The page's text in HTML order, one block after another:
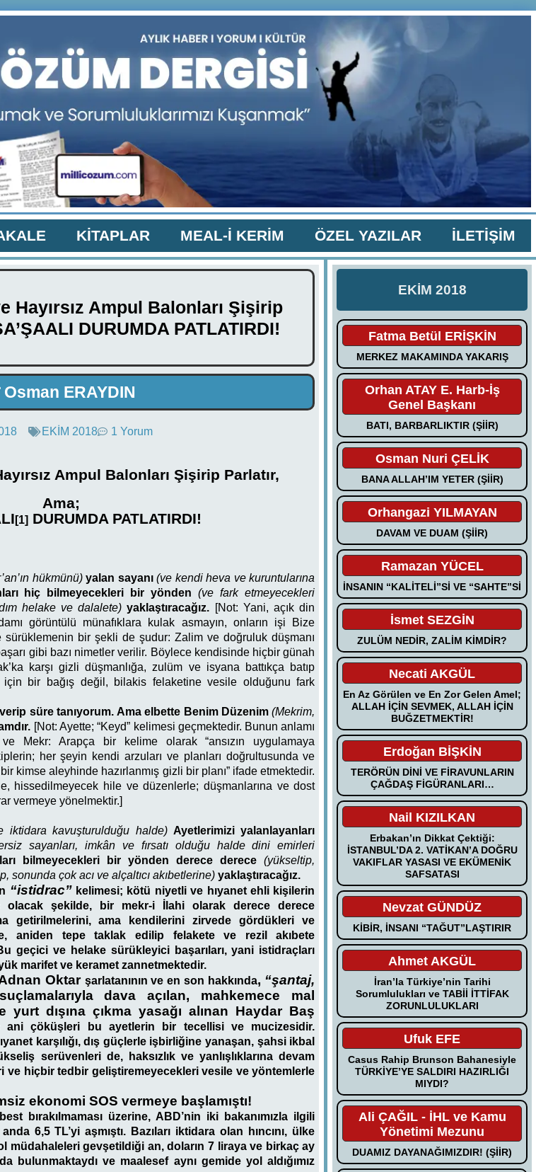
KİTAPLAR MEAL-İ KERİM ÖZEL YAZILAR İLETİŞİM
Hayırsız Ampul Balonları Şişirip
DURUMDA PATLATIRDI!
Osman ERAYDIN
EKİM 2018 1 Yorum
Ampul Balonları Şişirip Parlatır,
Ama;
[1]DURUMDA PATLATIRDI!
hükmünü)yalan sayanı(ve kendi heva ve kuruntularına
hiç bilmeyecekleri bir yönden(ve fark etmeyecekleri
helake ve dalalete) yaklaştıracağız. [Not: Yani, açık din
görüntülü münafıklara kulak asmayın, onların işi Bize
sürüklemenin bir şekli de şudur: Zalim ve doğruluk düşmanı
gibi bazı nimetler verilir. Böylece kendisinde hiçbir günah
karşı gizli düşmanlığa, zulüm ve isyana battıkça batıp
bir bağış değil, bilakis felaketine vesile olduğunu fark
süre tanıyorum. Ama elbette Benim Düzenim(Mekrim,
[Not: Ayette; “Keyd” kelimesi geçmektedir. Bunun anlamı
Mekr: Arapça bir kelime olarak “ansızın uygulamaya
her şeyin kendi arzuları ve planları doğrultusunda ve
kimse aleyhinde hazırlanmış gizli bir planı” ifade etmektedir.
hissedilmeyecek hile ve düzenlerle; düşmanlarına ve dost
vermeye yönelmektir.]
kavuşturulduğu halde)Ayetlerimizi yalanlayanları
sayanları, imkân ve fırsatı olduğu halde dini emirleri
bilmeyecekleri bir yönden derece derece(yükseltip,
sonunda çok acı ve alçaltıcı akıbetlerine)yaklaştıracağız.
“istidrac”kelimesi; kötü niyetli ve hıyanet ehli kişilerin
olacak şekilde, bir mekr-i İlahi olarak derece derece
getirilmelerini, ama kendilerini zirvede gördükleri ve
aniden tepe taklak edilip felakete ve rezil akıbete
geçici ve helake sürükleyici başarıları, yani istidraçları
marifet ve keramet zannetmektedir.
Oktar şarlatanının ve en son hakkında, “şantaj,
dava açılan, mahkemece mal
dışına çıkma yasağı alınan Haydar Baş
ani çöküşleri bu ayetlerin bir tecellisi ve mucizesidir.
karşılığı, dış güçlerle işbirliğine yanaşan, şahsi ikbal
serüvenleri de, haksızlık ve yanlışlıklarına devam
ve hiçbir tedbir geliştiremeyecekleri vesile ve yöntemlerle
ekonomi SOS vermeye başlamıştı!
bırakılmaması üzerine, ABD’nin iki bakanımızla ilgili
6,5 TL’yi aşmıştı. Bazıları iktidara olan hıncını, ülke
müdahaleleri gevşetildiği an, doların 7 liraya ve birkaç ay
bulunmaktaydı ve maalesef aynı gemide yol aldığımız
EKİM 2018
Fatma Betül ERİŞKİN
MERKEZ MAKAMINDA YAKARIŞ
Orhan ATAY E. Harb-İş
Genel Başkanı
BATI, BARBARLIKTIR (ŞİİR)
Osman Nuri ÇELİK
BANA ALLAH’IM YETER (ŞİİR)
Orhangazi YILMAYAN
DAVAM VE DUAM (ŞİİR)
Ramazan YÜCEL
İNSANIN “KALİTELİ”Sİ VE “SAHTE”Sİ
İsmet SEZGİN
ZULÜM NEDİR, ZALİM KİMDİR?
Necati AKGÜL
En Az Görülen ve En Zor Gelen Amel;
ALLAH İÇİN SEVMEK, ALLAH İÇİN
BUĞZETMEKTİR!
Erdoğan BİŞKİN
TERÖRÜN DİNİ VE FİRAVUNLARIN
ÇAĞDAŞ FİGÜRANLARI…
Nail KIZILKAN
Erbakan’ın Dikkat Çektiği:
İSTANBUL’DA 2. VATİKAN’A DOĞRU
VAKIFLAR YASASI VE EKÜMENİK
SAFSATASI
Nevzat GÜNDÜZ
KİBİR, İNSANI “TAĞUT”LAŞTIRIR
Ahmet AKGÜL
İran’la Türkiye’nin Tarihi
Sorumlulukları ve TABİİ İTTİFAK
ZORUNLULUKLARI
Ufuk EFE
Casus Rahip Brunson Bahanesiyle
TÜRKİYE’YE SALDIRI HAZIRLIĞI
MIYDI?
Ali ÇAĞIL - İHL ve Kamu
Yönetimi Mezunu
DUAMIZ DAYANAĞIMIZDIR! (ŞİİR)